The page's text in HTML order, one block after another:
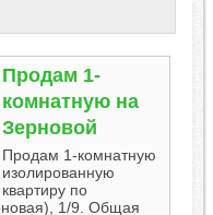
Продам 1-
комнатную на
Зерновой
Продам 1-комнатную
изолированную
квартиру по
1/9. Общая